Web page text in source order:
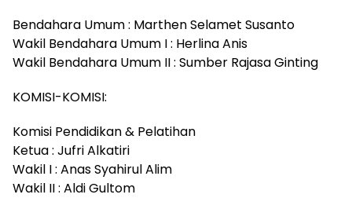
Bendahara Umum : Marthen Selamet Susanto
Wakil Bendahara Umum I : Herlina Anis
Wakil Bendahara Umum II : Sumber Rajasa Ginting
KOMISI-KOMISI:
Komisi Pendidikan & Pelatihan
Ketua : Jufri Alkatiri
Wakil I : Anas Syahirul Alim
Wakil II : Aldi Gultom